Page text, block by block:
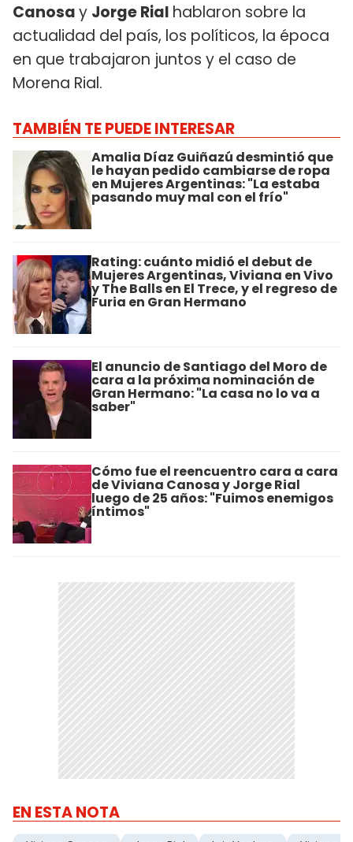
Canosay Jorge Rial hablaron sobre la
actualidad del país, los políticos, la época
en que trabajaron juntos y el caso de
Morena Rial.
TAMBIÉN TE PUEDE INTERESAR
Amalia Díaz Guiñazú desmintió que
le hayan pedido cambiarse de ropa
en Mujeres Argentinas: "La estaba
pasando muy mal con el frío"
Rating: cuánto midió el debut de
Mujeres Argentinas, Viviana en Vivo
y The Balls en El Trece, y el regreso de
Furia en Gran Hermano
El anuncio de Santiago del Moro de
cara a la próxima nominación de
Gran Hermano: "La casa no lo va a
saber"
Cómo fue el reencuentro cara a cara
de Viviana Canosa y Jorge Rial
luego de 25 años: "Fuimos enemigos
íntimos"
EN ESTA NOTA